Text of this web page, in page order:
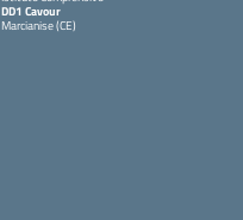
DD1 Cavour
Marcianise (CE)